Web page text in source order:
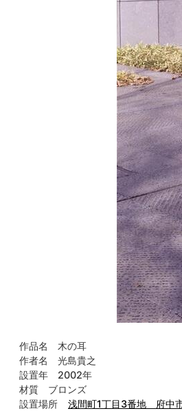
作品名 木の耳
作者名 光島貴之
設置年 2002年
材質 ブロンズ
設置場所 浅間町1丁目3番地 府中